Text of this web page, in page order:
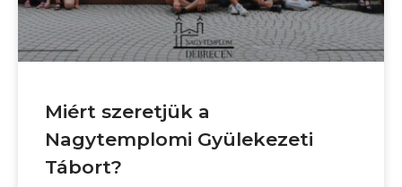
Miért szeretjük a
Nagytemplomi Gyülekezeti
Tábort?